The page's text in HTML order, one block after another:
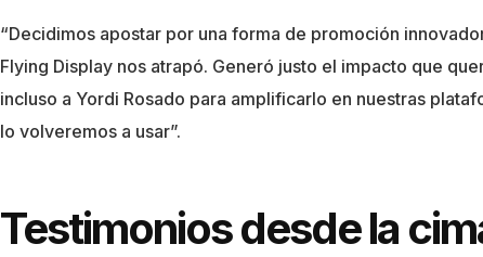
“Decidimos apostar por una forma de promoción
Flying Display nos atrapó. Generó justo el impacto que
incluso a Yordi Rosado para amplificarlo en nuestras
lo volveremos a usar”.
Testimonios desde la